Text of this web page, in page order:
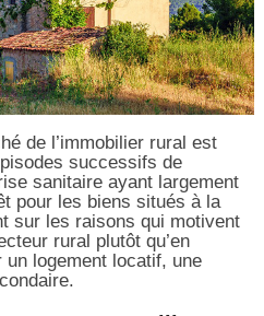
de l’immobilier rural est
successifs de
sanitaire ayant largement
pour les biens situés à la
sur les raisons qui motivent
rural plutôt qu’en
logement locatif, une